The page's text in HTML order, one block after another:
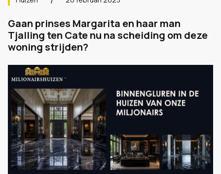
Gaan prinses Margarita en haar man
Tjalling ten Cate nu na scheiding om deze
woning strijden?